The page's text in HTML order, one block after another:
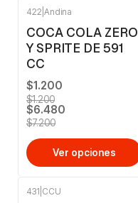
422 Andina
COCA COLA ZERO
Y SPRITE DE 591
CC
$1.200
$1.200
$6.480
$7.200
Ver opciones
431 CCU